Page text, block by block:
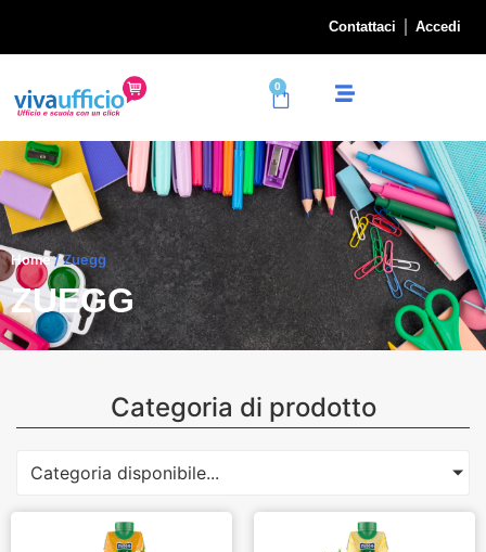
Contattaci Accedi
0
Home/ Zuegg
ZUEGG
Categoria di prodotto
Categoria disponibile...